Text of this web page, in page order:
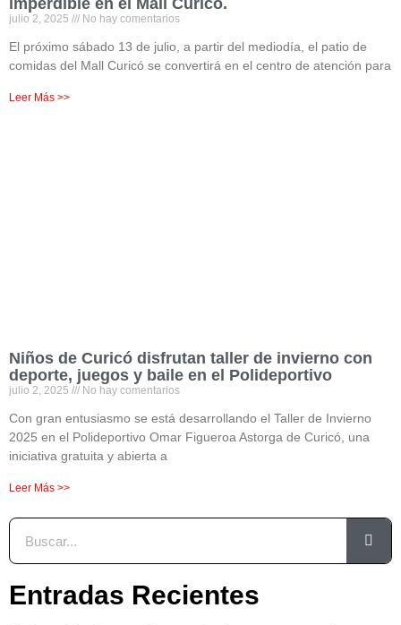
imperdible en el Mall Curicó.
julio 2, 2025 No hay comentarios
El próximo sábado 13 de julio, a partir del mediodía, el patio de
comidas del Mall Curicó se convertirá en el centro de atención para
Leer Más >>
Niños de Curicó disfrutan taller de invierno con
deporte, juegos y baile en el Polideportivo
julio 2, 2025 No hay comentarios
Con gran entusiasmo se está desarrollando el Taller de Invierno
2025 en el Polideportivo Omar Figueroa Astorga de Curicó, una
iniciativa gratuita y abierta a
Leer Más >>
Entradas Recientes